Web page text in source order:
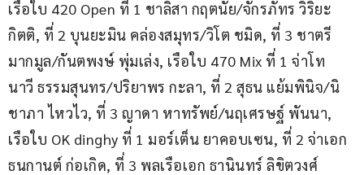
เรือใบ 420 Open ที่ 1 ชาลิสา กฤตนัย/จักรภัทร วิริยะ
กิตติ, ที่ 2 บุนยะมิน คล่องสมุทร/วิโต ชมิด, ที่ 3 ชาตรี
มากมูล/กันตพงษ์ พุ่มเล่ง, เรือใบ 470 Mix ที่ 1 จ่าโท
นาวี ธรรมสุนทร/ปริยาพร กะลา, ที่ 2 สุธน แย้มพินิจ/นิ
ชาภา ไหวไว, ที่ 3 ญาดา หาทรัพย์/นฤเศรษฐ์ พันนา,
เรือใบ OK dinghy ที่ 1 มอร์เต็น ยาคอบเซน, ที่ 2 จ่าเอก
ธนกานต์ ก่อเกิด, ที่ 3 พลเรือเอก ธานินทร์ ลิขิตวงศ์